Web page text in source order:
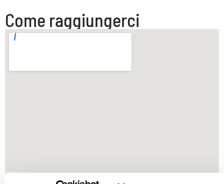
Come raggiungerci